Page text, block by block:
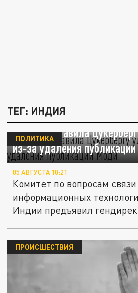
ТЕГ: ИНДИЯ
Индия поставила
из‑за удаления
ПОЛИТИКА
05 АВГУСТА 10:21
Комитет по вопросам
информационных
Индии предъявил
ПРОИСШЕСТВИЯ